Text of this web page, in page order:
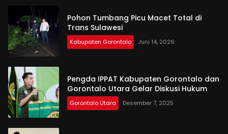
Pohon Tumbang Picu Macet Total di
Trans Sulawesi
Kabupaten Gorontalo Juni 14, 2026
Pengda IPPAT Kabupaten Gorontalo dan
Gorontalo Utara Gelar Diskusi Hukum
Gorontalo Utara Desember 7, 2025